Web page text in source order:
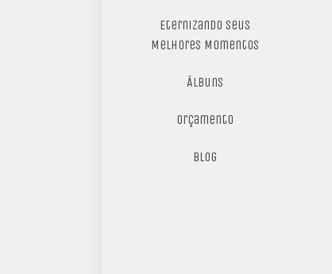
Eternizando seus
Melhores Momentos
Álbuns
Orçamento
Blog